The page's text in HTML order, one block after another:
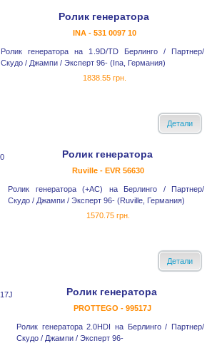
Ролик генератора
INA - 531 0097 10
Ролик генератора на 1.9D/TD Берлинго / Партнер/
Скудо / Джампи / Эксперт 96- (Ina, Германия)
1838.55 грн.
Детали
Ролик генератора
Ruville - EVR 56630
Ролик генератора (+AC) на Берлинго / Партнер/
Скудо / Джампи / Эксперт 96- (Ruville, Германия)
1570.75 грн.
Детали
Ролик генератора
PROTTEGO - 99517J
Ролик генератора 2.0HDI на Берлинго / Партнер/
Скудо / Джампи / Эксперт 96-